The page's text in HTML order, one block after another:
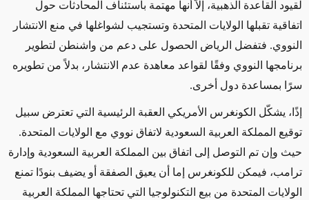
لقيود القاعدة الذهبية، إلاّ أنها مهتمة باستئناف المحادثات حول
اتفاقية تقبلها الولايات المتحدة وتستجيب لشواغلها في منع الانتشار
النووي. فتفضل الرياض الحصول على دعم من واشنطن لتطوير
برنامجها النووي وفقًا لقواعد معاهدة عدم الانتشار، بدلاً من تطويره
سرًا بمساعدة دول أخرى.
إذًا، يشكّل الكونغرس الأمريكي العقبة الرئيسية التي تعترض سبيل
توقيع المملكة العربية السعودية لاتفاق نووي مع الولايات المتحدة.
حيث وإن تم التوصل إلى اتفاق بين المملكة العربية السعودية وإدارة
ترامب، فيمكن للكونغرس إما أن يعيق الصفقة أو يضيف بنودًا تمنع
الولايات المتحدة من بيع التكنولوجيا التي تحتاجها المملكة العربية